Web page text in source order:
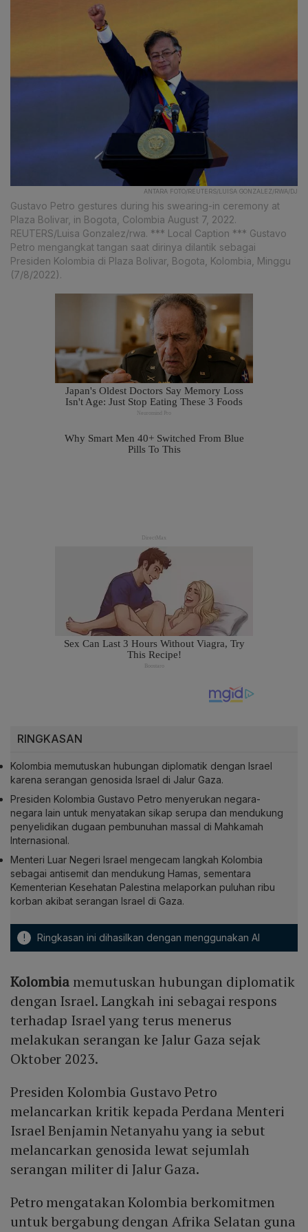
ANTARA FOTO/REUTERS/LUISA GONZALEZ/RWA/DJ
Gustavo Petro gestures during his swearing-in ceremony at
Plaza Bolivar, in Bogota, Colombia August 7, 2022.
REUTERS/Luisa Gonzalez/rwa. *** Local Caption *** Gustavo
Petro mengangkat tangan saat dirinya dilantik sebagai
Presiden Kolombia di Plaza Bolivar, Bogota, Kolombia, Minggu
(7/8/2022).
RINGKASAN
Kolombia memutuskan hubungan diplomatik dengan Israel
karena serangan genosida Israel di Jalur Gaza.
Presiden Kolombia Gustavo Petro menyerukan negara-
negara lain untuk menyatakan sikap serupa dan mendukung
penyelidikan dugaan pembunuhan massal di Mahkamah
Internasional.
Menteri Luar Negeri Israel mengecam langkah Kolombia
sebagai antisemit dan mendukung Hamas, sementara
Kementerian Kesehatan Palestina melaporkan puluhan ribu
korban akibat serangan Israel di Gaza.
! Ringkasan ini dihasilkan dengan menggunakan AI
Kolombia memutuskan hubungan diplomatik
dengan Israel. Langkah ini sebagai respons
terhadap Israel yang terus menerus
melakukan serangan ke Jalur Gaza sejak
Oktober 2023.
Presiden Kolombia Gustavo Petro
melancarkan kritik kepada Perdana Menteri
Israel Benjamin Netanyahu yang ia sebut
melancarkan genosida lewat sejumlah
serangan militer di Jalur Gaza.
Petro mengatakan Kolombia berkomitmen
untuk bergabung dengan Afrika Selatan guna